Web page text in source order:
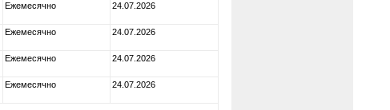
Ежемесячно 24.07.2026
Ежемесячно 24.07.2026
Ежемесячно 24.07.2026
Ежемесячно 24.07.2026